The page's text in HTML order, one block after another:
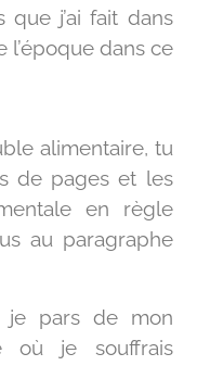
j’ai fait dans
dans ce
alimentaire, tu
de pages et les
en règle
au paragraphe
je pars de mon
où je souffrais